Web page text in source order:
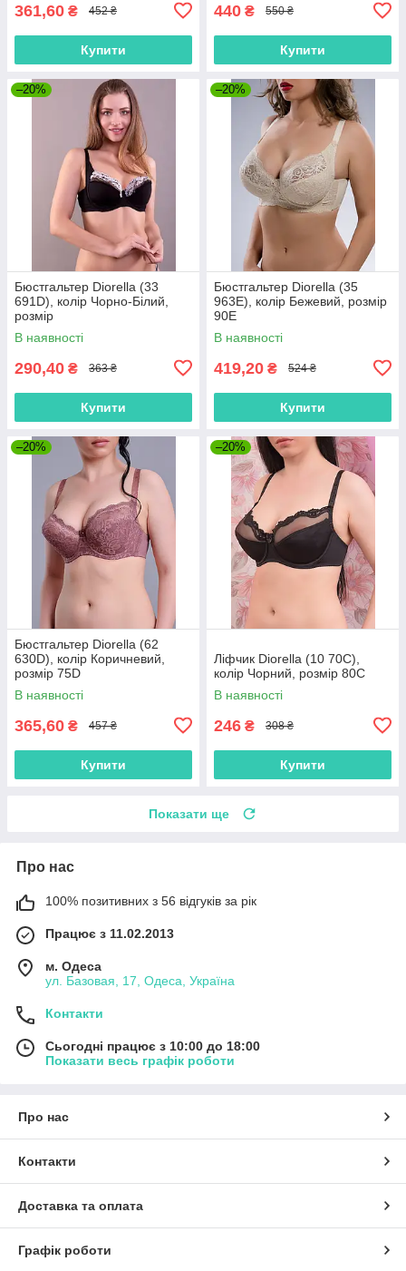
361,60 ₴ 452 ₴
Купити
440 ₴ 550 ₴
Купити
–20%
Бюстгальтер Diorella (33
691D), колір Чорно-Білий,
розмір
В наявності
290,40 ₴ 363 ₴
Купити
–20%
Бюстгальтер Diorella (35
963E), колір Бежевий, розмір
90E
В наявності
419,20 ₴ 524 ₴
Купити
–20%
Бюстгальтер Diorella (62
630D), колір Коричневий,
розмір 75D
В наявності
365,60 ₴ 457 ₴
Купити
–20%
Ліфчик Diorella (10 70C),
колір Чорний, розмір 80C
В наявності
246 ₴ 308 ₴
Купити
Показати ще
Про нас
100% позитивних з 56 відгуків за рік
Працює з 11.02.2013
м. Одеса
ул. Базовая, 17, Одеса, Україна
Контакти
Сьогодні працює з 10:00 до 18:00
Показати весь графік роботи
Про нас
Контакти
Доставка та оплата
Графік роботи